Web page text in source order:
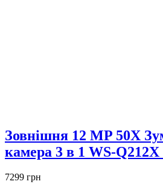
Зовнішня 12 MP 50X
камера 3 в 1 WS-
7299 грн